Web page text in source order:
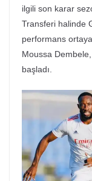
ilgili son karar
Transferi halinde
performans
Moussa
başladı.